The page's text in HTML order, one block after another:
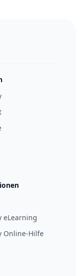
eLearning
Online-Hilfe